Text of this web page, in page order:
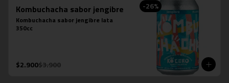
-26%
Kombuchacha sabor jengibre
Kombuchacha sabor jengibre lata
350cc
$2.900$3.900